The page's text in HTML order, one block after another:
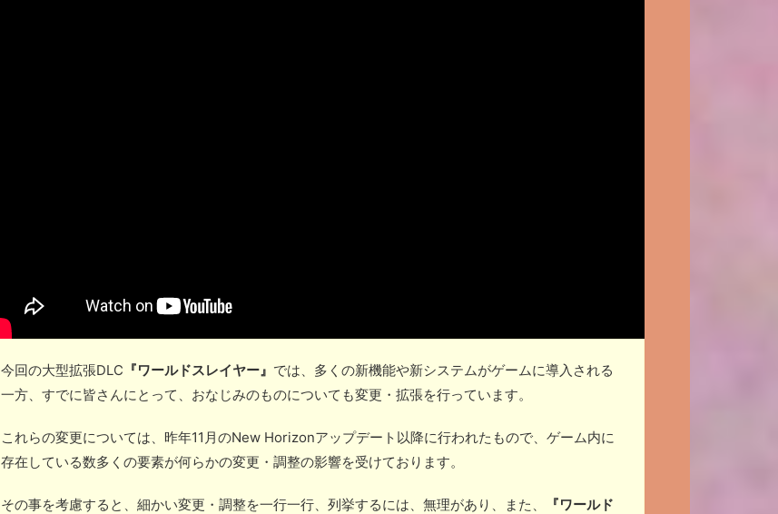
今回の大型拡張DLC 『ワールドスレイヤー』 では、多くの新機能や新システムがゲームに導入される
一方、すでに皆さんにとって、おなじみのものについても変更・拡張を行っています。
これらの変更については、昨年11月のNew Horizonアップデート以降に行われたもので、ゲーム内に
存在している数多くの要素が何らかの変更・調整の影響を受けております。
その事を考慮すると、細かい変更・調整を一行一行、列挙するには、無理があり、また、
『ワールド